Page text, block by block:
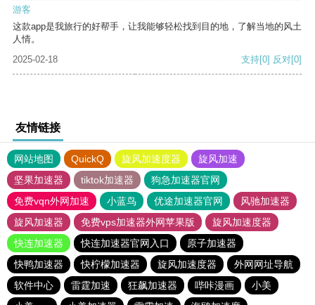
游客
这款app是我旅行的好帮手，让我能够轻松找到目的地，了解当地的风土
人情。
2025-02-18
支持[0] 反对[0]
友情链接
网站地图 QuickQ 旋风加速度器
旋风加速
坚果加速器
tiktok加速器
狗急加速器官网
免费vqn外网加速
小蓝鸟 优途加速器官网
风驰加速器
旋风加速器
免费vps加速器外网苹果版
旋风加速度器
快连加速器
快连加速器官网入口
原子加速器
快鸭加速器
快柠檬加速器 旋风加速度器
外网网址导航
软件中心
雷霆加速 狂飙加速器 哔咔漫画
小美